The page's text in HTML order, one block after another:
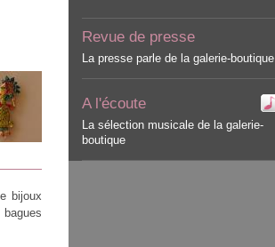
bijoux
Revue de presse
La presse parle de la galerie-boutique
A l'écoute
La sélection musicale de la galerie-
boutique